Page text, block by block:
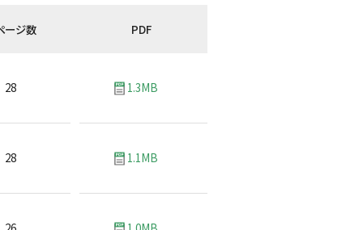
ージ数 PDF
28 1.3MB
28 1.1MB